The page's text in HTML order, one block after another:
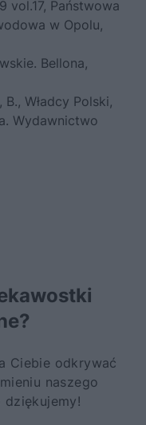
vol.17, Państwowa
w Opolu,
. Bellona,
B., Władcy Polski,
. Wydawnictwo